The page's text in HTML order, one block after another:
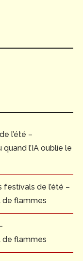
l’été –
l’IA oublie le
festivals de l’été –
flammes
flammes